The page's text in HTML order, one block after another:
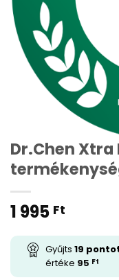
Dr.Chen Xtra
1 995 Ft
Gyűjts 19
értéke 95 Ft